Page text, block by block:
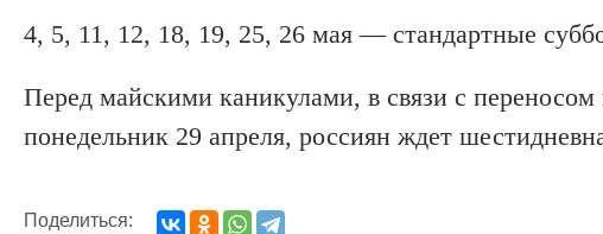
4, 5, 11, 12, 18, 19, 25, 26 мая — стандартные
Перед майскими каникулами, в связи с
понедельник 29 апреля, россиян ждет
Поделиться: